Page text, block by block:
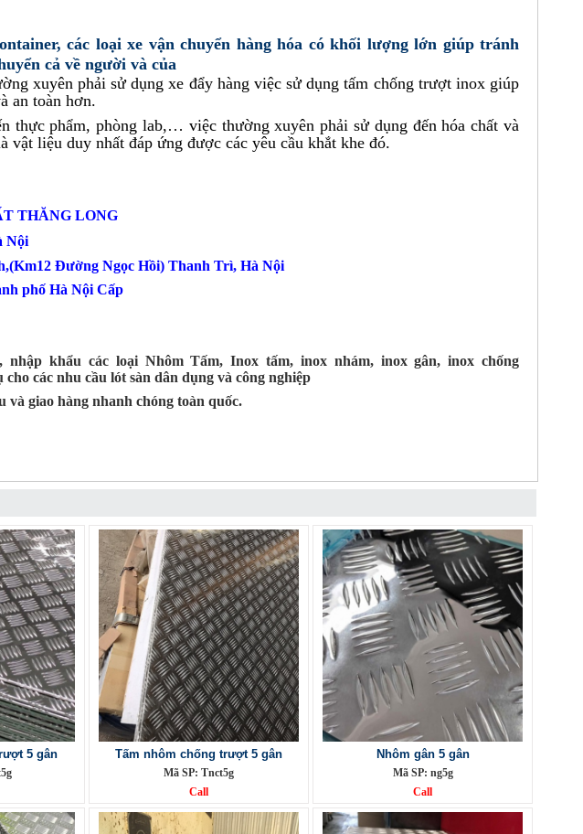
các loại xe vận chuyển hàng hóa có khối lượng lớn giúp tránh
cả về người và của
xuyên phải sử dụng xe đẩy hàng việc sử dụng tấm chống trượt inox giúp
an toàn hơn.
thực phẩm, phòng lab,… việc thường xuyên phải sử dụng đến hóa chất và
vật liệu duy nhất đáp ứng được các yêu cầu khắt khe đó.
THĂNG LONG
Nội
Đường Ngọc Hồi) Thanh Trì, Hà Nội
phố Hà Nội Cấp
khẩu các loại Nhôm Tấm, Inox tấm, inox nhám, inox gân, inox chống
các nhu cầu lót sàn dân dụng và công nghiệp
và giao hàng nhanh chóng toàn quốc.
5 gân Tấm nhôm chống trượt 5 gân
Mã SP: Tnct5g
Call
Nhôm gân 5 gân
Mã SP: ng5g
Call